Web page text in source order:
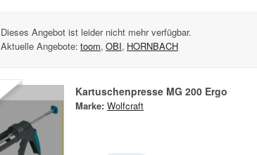
Dieses Angebot ist leider nicht mehr verfügbar.
Aktuelle Angebote: toom, OBI, HORNBACH
Kartuschenpresse MG 200 Ergo
Marke: Wolfcraft